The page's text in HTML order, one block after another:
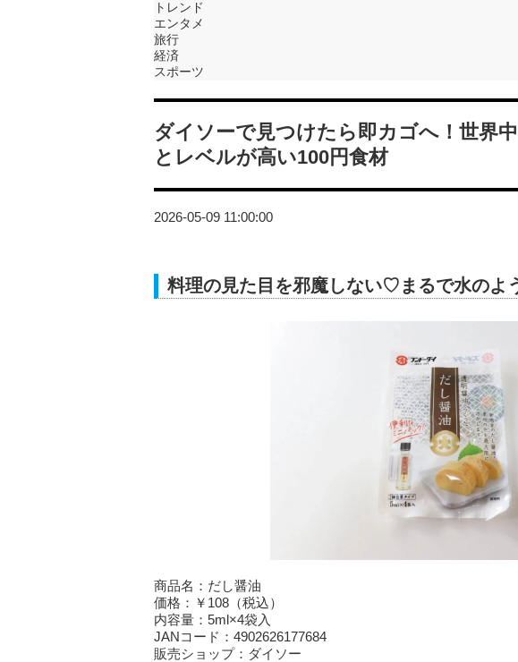
トレンド
エンタメ
旅行
経済
スポーツ
ダイソーで見つけたら即カゴへ！世界
とレベルが高い100円食材
2026-05-09 11:00:00
料理の見た目を邪魔しない♡まるで水のよ
商品名：だし醤油
価格：￥108（税込）
内容量：5ml×4袋入
JANコード：4902626177684
販売ショップ：ダイソー